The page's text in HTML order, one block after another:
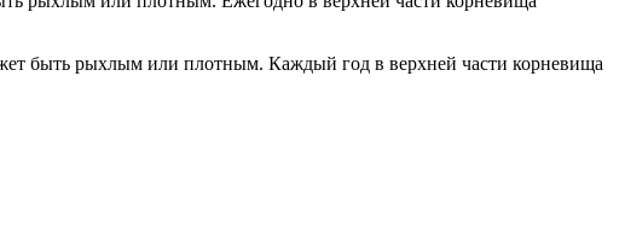
быть рыхлым или плотным. Каждый год в верхней части корневища